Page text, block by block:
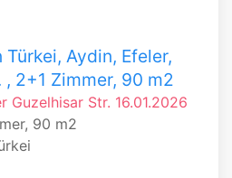
Türkei, Aydin, Efeler,
, 2+1 Zimmer, 90 m2
Guzelhisar Str. 16.01.2026
90 m2